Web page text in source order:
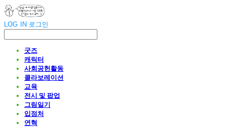
LOG IN 로그인
굿즈
캐릭터
사회공헌활동
콜라보레이션
교육
전시 및 팝업
그림일기
입점처
연혁